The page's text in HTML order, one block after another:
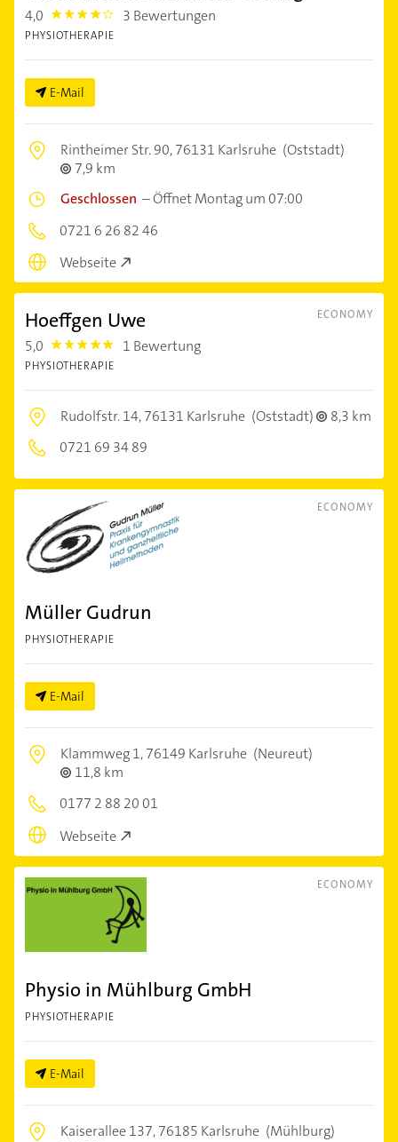
4,0 4.0 3 Bewertungen
PHYSIOTHERAPIE
E-Mail
Rintheimer Str. 90,76131 Karlsruhe (Oststadt)
7,9 km
Geschlossen –Öffnet Montag um 07:00
0721 6 26 82 46
Webseite
ECONOMY
Hoeffgen Uwe
5,0 5.0 1 Bewertung
PHYSIOTHERAPIE
Rudolfstr. 14,76131 Karlsruhe (Oststadt)
8,3 km
0721 69 34 89
ECONOMY
Müller Gudrun
PHYSIOTHERAPIE
E-Mail
Klammweg 1,76149 Karlsruhe (Neureut)
11,8 km
0177 2 88 20 01
Webseite
ECONOMY
Physio in Mühlburg GmbH
PHYSIOTHERAPIE
E-Mail
Kaiserallee 137,76185 Karlsruhe (Mühlburg)